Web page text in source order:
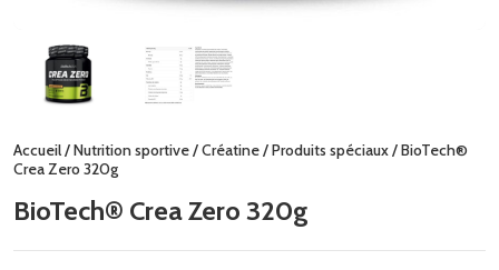
Accueil/Nutrition sportive/Créatine/Produits spéciaux/ BioTech®
Crea Zero 320g
BioTech® Crea Zero 320g